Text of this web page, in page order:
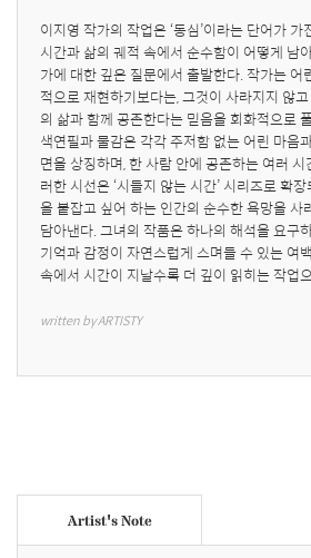
이지영 작가의 작업은 ‘동심’이라는 단어가
시간과 삶의 궤적 속에서 순수함이 어떻게 남
가에 대한 깊은 질문에서 출발한다. 작가는 어
적으로 재현하기보다는, 그것이 사라지지 않
의 삶과 함께 공존한다는 믿음을 회화적으로
색연필과 물감은 각각 주저함 없는 어린 마음
면을 상징하며, 한 사람 안에 공존하는 여러
러한 시선은 ‘시들지 않는 시간’ 시리즈로 확
을 붙잡고 싶어 하는 인간의 순수한 욕망을
담아낸다. 그녀의 작품은 하나의 해석을 요구
기억과 감정이 자연스럽게 스며들 수 있는 여
속에서 시간이 지날수록 더 깊이 읽히는 작업
written by ARTISTY
Artist's Note